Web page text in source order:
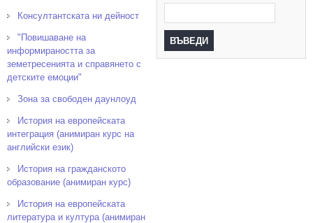
Консултантската ни дейност
"Повишаване на
информираността за
земетресенията и справянето с
детските емоции"
Зона за свободен даунлоуд
История на европейската
интеграция (анимиран курс на
английски език)
История на гражданското
образование (анимиран курс)
История на европейската
литература и култура (анимиран